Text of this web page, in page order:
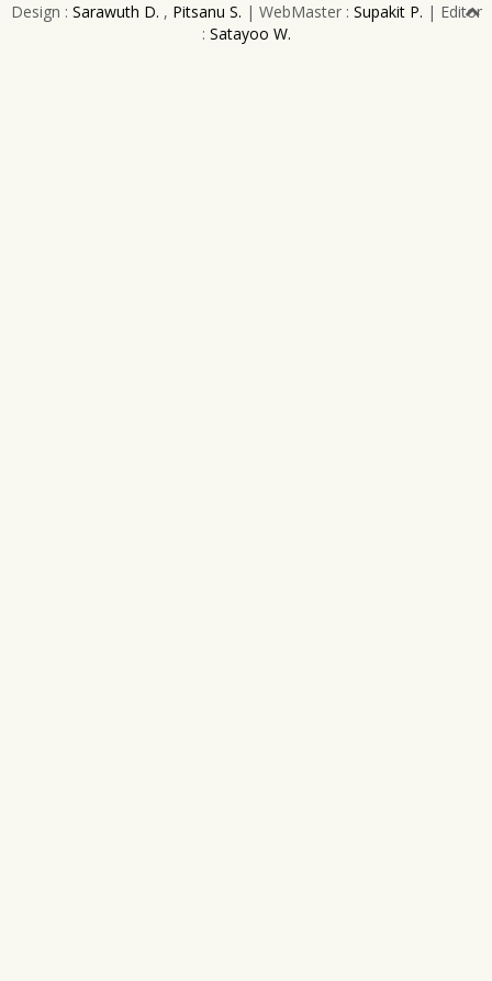
Design : Sarawuth D. , Pitsanu S. | WebMaster : Supakit P. | Editor
: Satayoo W.